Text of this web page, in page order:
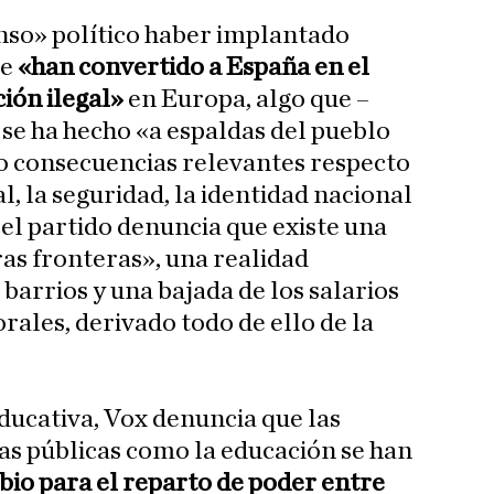
político haber implantado
«han convertido a España en el
ilegal» en Europa, algo que –
ha hecho «a espaldas del pueblo
consecuencias relevantes respecto
la seguridad, la identidad nacional
partido denuncia que existe una
fronteras», una realidad
y una bajada de los salarios
derivado todo de ello de la
Vox denuncia que las
públicas como la educación se han
para el reparto de poder entre